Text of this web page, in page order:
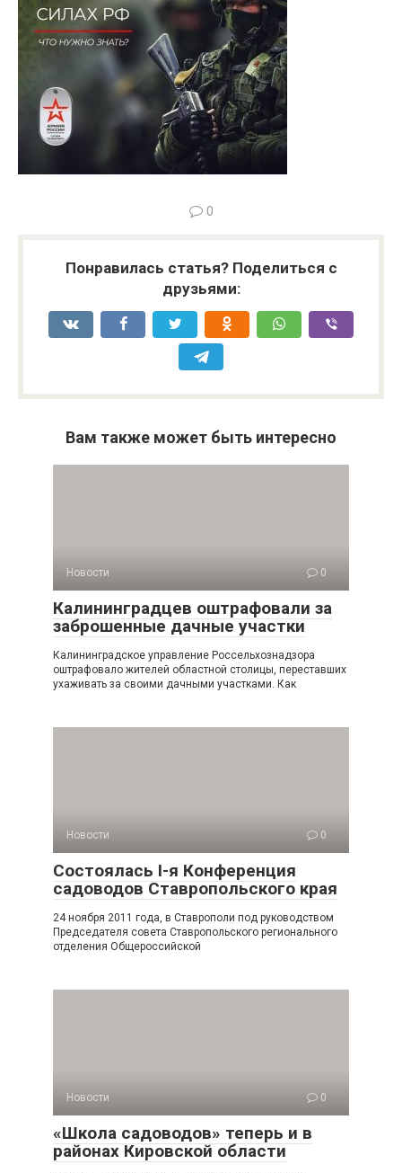
0
Понравилась статья? Поделиться с
друзьями:
Вам также может быть интересно
Новости 0
Калининградцев оштрафовали за
заброшенные дачные участки
Калининградское управление Россельхознадзора
оштрафовало жителей областной столицы, переставших
ухаживать за своими дачными участками. Как
Новости 0
Состоялась I-я Конференция
садоводов Ставропольского края
24 ноября 2011 года, в Ставрополи под руководством
Председателя совета Ставропольского регионального
отделения Общероссийской
Новости 0
«Школа садоводов» теперь и в
районах Кировской области